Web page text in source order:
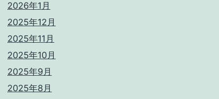
2026年1月
2025年12月
2025年11月
2025年10月
2025年9月
2025年8月